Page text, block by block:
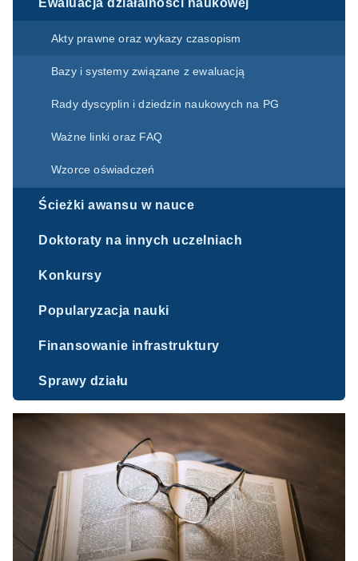
Ewaluacja działalności naukowej
Akty prawne oraz wykazy czasopism
Bazy i systemy związane z ewaluacją
Rady dyscyplin i dziedzin naukowych na PG
Ważne linki oraz FAQ
Wzorce oświadczeń
Ścieżki awansu w nauce
Doktoraty na innych uczelniach
Konkursy
Popularyzacja nauki
Finansowanie infrastruktury
Sprawy działu